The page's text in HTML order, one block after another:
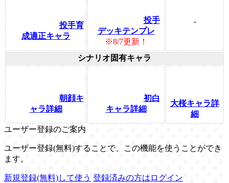
投手育
成適正キャラ
投手
デッキテンプレ
※8/7更新！
-
シナリオ固有キャラ
朝顔キ
ャラ詳細
初白
キャラ詳細
大桜キャラ詳
細
ユーザー登録のご案内
ユーザー登録(無料)することで、この機能を使うことができ
ます。
新規登録(無料)して使う 登録済みの方はログイン